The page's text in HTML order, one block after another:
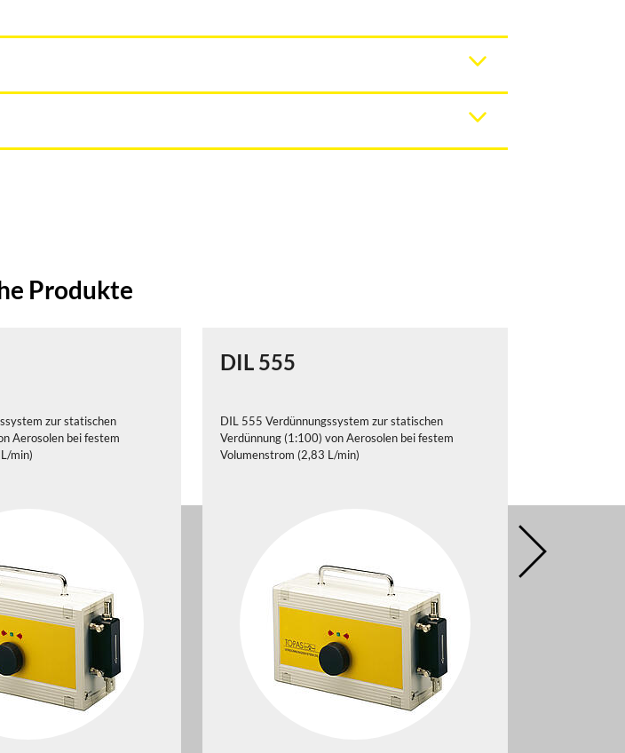
Produkte
zur statischen
Aerosolen bei festem
min)
DIL 555
DIL 555 Verdünnungssystem zur statischen
Verdünnung (1:100) von Aerosolen bei festem
Volumenstrom (2,83 L/min)